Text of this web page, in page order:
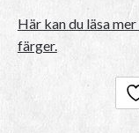
Här kan du läsa
färger.